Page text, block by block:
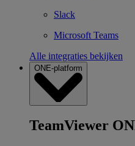
Slack
Microsoft Teams
Alle integraties bekijken
ONE-platform
TeamViewer